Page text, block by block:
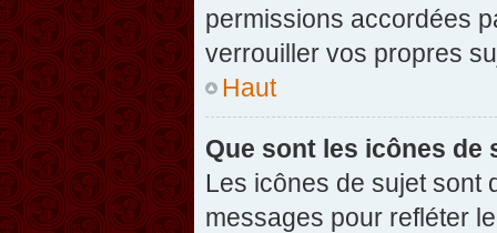
permissions accordées
verrouiller vos propres
Haut
Que sont les icônes de
Les icônes de sujet sont
messages pour refléter